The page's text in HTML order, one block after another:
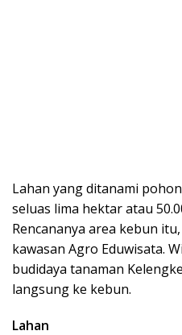
Lahan yang ditanami
seluas lima hektar atau
Rencananya area kebun
kawasan Agro Eduwisata.
budidaya tanaman
langsung ke kebun.
Lahan